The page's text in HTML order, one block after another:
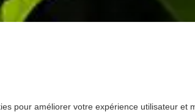
pour améliorer votre expérience utilisateur et